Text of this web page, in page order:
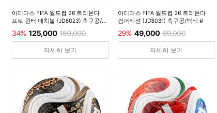
아디다스 FIFA 월드컵 26 트리온다
프로 윈터 매치볼 (JD8023) 축구공/
34% 125,000 189,000
자세히 보기
아디다스 FIFA 월드컵 26 트리온다
컴퍼티션 (JD8031) 축구공/백색 #
29% 49,000 69,000
자세히 보기